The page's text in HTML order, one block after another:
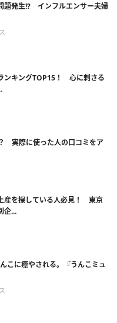
題発生!? インフルエンサー夫婦
ンキングTOP15！ 心に刺さる
実際に使った人の口コミをア
産を探している人必見！ 東京
企...
こに癒やされる。『うんこミュ